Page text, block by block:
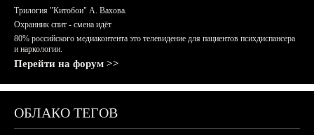
Трилогия "Китобои" А. Вахова.
Охранник спит - смена идёт
80% российского медиаконтента это телевидение для пациентов психдиспансера
и наркологии.
Перейти на форум >>
ОБЛАКО ТЕГОВ